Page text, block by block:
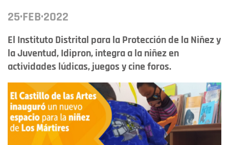
25·FEB·2022
El Instituto Distrital para la Protección de la Niñez y
la Juventud, Idipron, integra a la niñez en
actividades lúdicas, juegos y cine foros.